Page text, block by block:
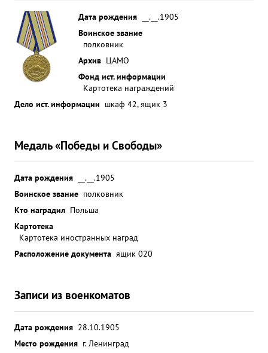
Дата рождения
__.__.1905
Воинское звание
полковник
Архив ЦАМО
Фонд ист. информации
Картотека награждений
Дело ист. информации шкаф 42, ящик 3
Медаль «Победы и Свободы»
Дата рождения
__.__.1905
Воинское звание полковник
Кто наградил Польша
Картотека
Картотека иностранных наград
Расположение документа ящик 020
Записи из военкоматов
Дата рождения 28.10.1905
Место рождения г. Ленинград